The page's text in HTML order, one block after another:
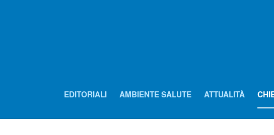
EDITORIALI AMBIENTE SALUTE ATTUALITÀ